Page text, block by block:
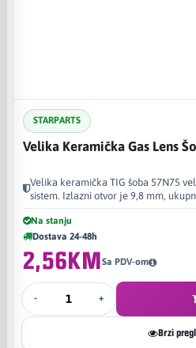
STARPARTS
Velika Keramička Gas Lens
Velika keramička TIG šoba 57N75
sistem. Izlazni otvor je 9,8 mm,
Na stanju
Dostava 24-48h
2,56KMSa PDV-om
- +
Brzi